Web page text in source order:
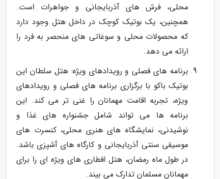
محلی، فرش های آذربایجانی و جواهرات است.
همچنین، یک بوتیک کوچک در داخل هتل وجود دارد
که محصولات محلی و سوغاتی های منحصر به فرد را
ارائه می دهد.
برنامه های فصلی و رویدادهای ویژه: هتل سلطان این
بوتیک باکو با برگزاری برنامه های فصلی و رویدادهای
ویژه، تجربه اقامت مهمانان را غنی تر می کند. این
برنامه ها می تواند شامل جشنواره های غذا و
نوشیدنی، نمایشگاه های هنری محلی، کنسرت های
موسیقی سنتی آذربایجانی و کارگاه های آشپزی باشد.
در طول ماه رمضان، هتل افطاری های ویژه ای را برای
مهمانان مسلمان تدارک می بیند.